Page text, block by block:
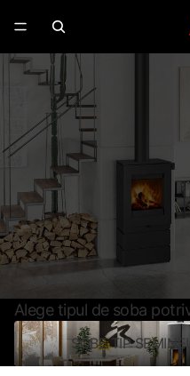
SOBE
DESIGN
TERMICA
Modele certificate
finisaje din
Randament peste 80%
Partener Oficial Romotop
CERE
Alege tipul de soba
SOBE TIP SEMINEU
SOBE TIP